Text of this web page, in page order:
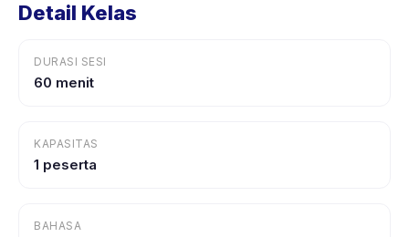
Detail Kelas
DURASI SESI
60 menit
KAPASITAS
1 peserta
BAHASA